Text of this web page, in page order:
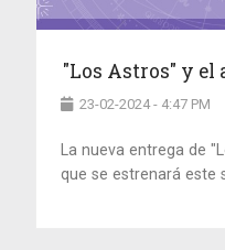
"Los Astros" y el
23-02-2024 - 4:47 PM
La nueva entrega de
que se estrenará este